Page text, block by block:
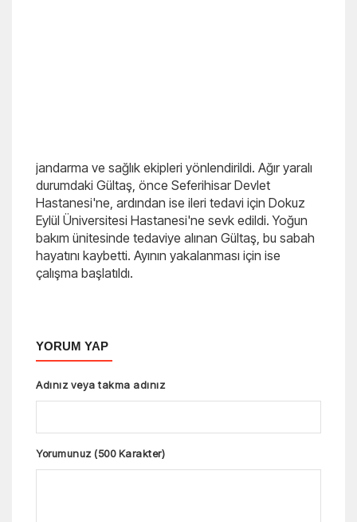
jandarma ve sağlık ekipleri yönlendirildi. Ağır yaralı
durumdaki Gültaş, önce Seferihisar Devlet
Hastanesi'ne, ardından ise ileri tedavi için Dokuz
Eylül Üniversitesi Hastanesi'ne sevk edildi. Yoğun
bakım ünitesinde tedaviye alınan Gültaş, bu sabah
hayatını kaybetti. Ayının yakalanması için ise
çalışma başlatıldı.
YORUM YAP
Adınız veya takma adınız
Yorumunuz (500 Karakter)